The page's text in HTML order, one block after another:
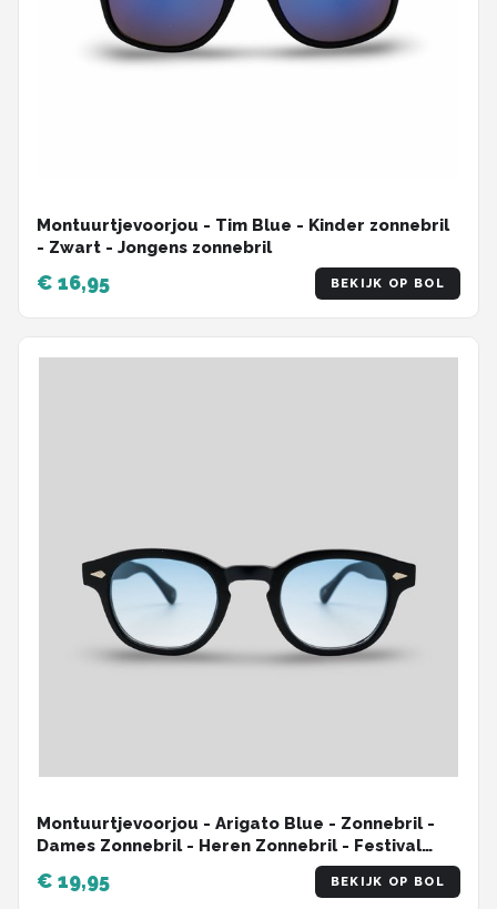
Montuurtjevoorjou - Tim Blue - Kinder zonnebril
- Zwart - Jongens zonnebril
€ 16,95 BEKIJK OP BOL
Montuurtjevoorjou - Arigato Blue - Zonnebril -
Dames Zonnebril - Heren Zonnebril - Festival
€ 19,95 BEKIJK OP BOL